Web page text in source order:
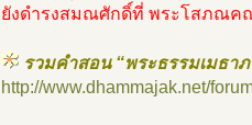
ยังดำรงสมณศักดิ์ที่ พระโสภณ
รวมคำสอน “พระธรรมเมธ
http://www.dhammajak.net/